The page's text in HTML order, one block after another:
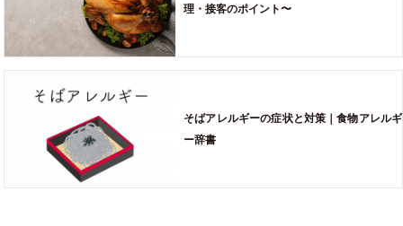
理・接客のポイント〜
そばアレルギーの症状と対策｜食物アレルギ
ー辞書